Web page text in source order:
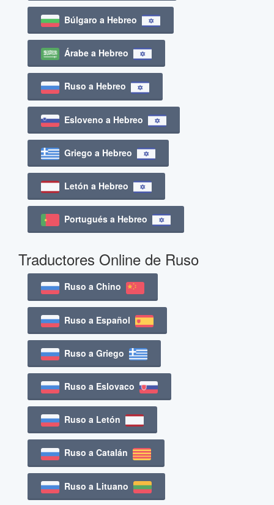
Búlgaro a Hebreo
Árabe a Hebreo
Ruso a Hebreo
Esloveno a Hebreo
Griego a Hebreo
Letón a Hebreo
Portugués a Hebreo
Traductores Online de Ruso
Ruso a Chino
Ruso a Español
Ruso a Griego
Ruso a Eslovaco
Ruso a Letón
Ruso a Catalán
Ruso a Lituano